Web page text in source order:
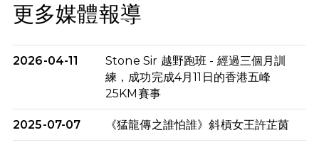
更多媒體報導
2026-04-11
Stone Sir 越野跑班 - 經過三個月訓
練，成功完成4月11日的香港五峰
25KM賽事
2025-07-07 《猛龍傳之誰怕誰》斜槓女王許芷茵